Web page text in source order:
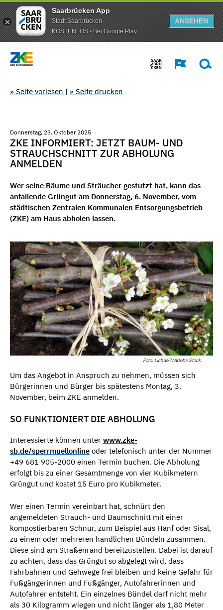
Saarbrücken App
Stadt Saarbrücken
KOSTENLOS - Bei Google Play
ANSEHEN
» Seite vorlesen | » Seite drucken
Donnerstag, 23. Oktober 2025
ZKE INFORMIERT: JETZT BAUM- UND
STRAUCHSCHNITT ZUR ABHOLUNG
ANMELDEN
Wer seine Bäume und Sträucher gestutzt hat, kann das
anfallende Grüngut am Donnerstag, 6. November, vom
städtischen Zentralen Kommunalen Entsorgungsbetrieb
(ZKE) am Haus abholen lassen.
Foto: Licha67/Adobe Stock
Um das Angebot in Anspruch zu nehmen, müssen sich
Bürgerinnen und Bürger bis spätestens Montag, 3.
November, beim ZKE anmelden.
SO FUNKTIONIERT DIE ABHOLUNG
Interessierte können unter www.zke-
sb.de/sperrmuellonline oder telefonisch unter der Nummer
+49 681 905-2000 einen Termin buchen. Die Abholung
erfolgt bis zu einer Gesamtmenge von vier Kubikmetern
Grüngut und kostet 15 Euro pro Kubikmeter.
Wer einen Termin vereinbart hat, schnürt den
angemeldeten Strauch- und Baumschnitt mit einer
kompostierbaren Schnur, zum Beispiel aus Hanf oder Sisal,
zu einem oder mehreren handlichen Bündeln zusammen.
Diese sind am Straßenrand bereitzustellen. Dabei ist darauf
zu achten, dass das Grüngut so abgelegt wird, dass
Fahrbahnen und Gehwege frei bleiben und keine Gefahr für
Fußgängerinnen und Fußgänger, Autofahrerinnen und
Autofahrer entsteht. Ein einzelnes Bündel darf nicht mehr
als 30 Kilogramm wiegen und nicht länger als 1,80 Meter